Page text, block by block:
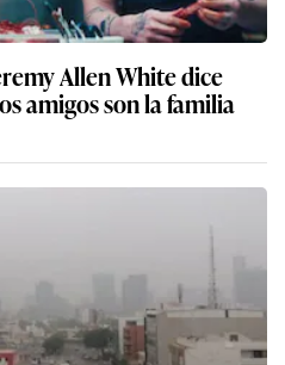
Allen White dice
amigos son la familia